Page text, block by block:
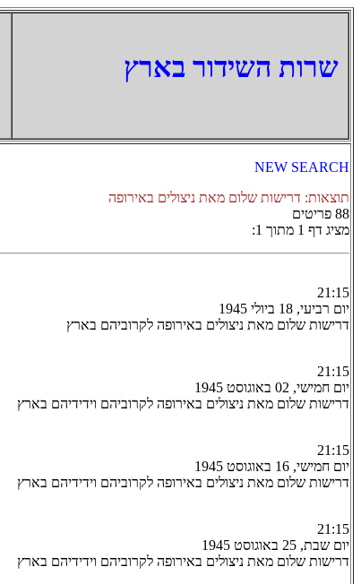
‏שרות השידור בארץ
NEW SEARCH
תוצאות: דרישות שלום מאת ניצולים באירופה
88 פריטים
מציג דף 1 מתוך 1:
21:15
יום רביעי, 18 ביולי 1945
דרישות שלום מאת ניצולים באירופה לקרוביהם בארץ
21:15
יום חמישי, 02 באוגוסט 1945
דרישות שלום מאת ניצולים באירופה לקרוביהם וידידיהם בארץ
21:15
יום חמישי, 16 באוגוסט 1945
דרישות שלום מאת ניצולים באירופה לקרוביהם וידידיהם בארץ
21:15
יום שבת, 25 באוגוסט 1945
דרישות שלום מאת ניצולים באירופה לקרוביהם וידידיהם בארץ